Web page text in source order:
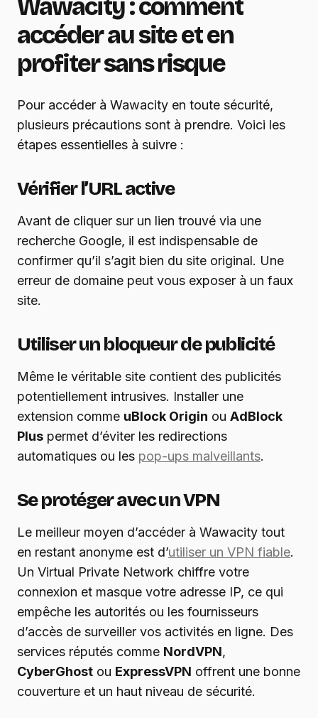
Wawacity : comment
accéder au site et en
profiter sans risque
Pour accéder à Wawacity en toute sécurité,
plusieurs précautions sont à prendre. Voici les
étapes essentielles à suivre :
Vérifier l’URL active
Avant de cliquer sur un lien trouvé via une
recherche Google, il est indispensable de
confirmer qu’il s’agit bien du site original. Une
erreur de domaine peut vous exposer à un faux
site.
Utiliser un bloqueur de publicité
Même le véritable site contient des publicités
potentiellement intrusives. Installer une
extension comme uBlock Origin ou AdBlock
Plus permet d’éviter les redirections
automatiques ou les pop-ups malveillants.
Se protéger avec un VPN
Le meilleur moyen d’accéder à Wawacity tout
en restant anonyme est d’utiliser un VPN fiable.
Un Virtual Private Network chiffre votre
connexion et masque votre adresse IP, ce qui
empêche les autorités ou les fournisseurs
d’accès de surveiller vos activités en ligne. Des
services réputés comme NordVPN,
CyberGhost ou ExpressVPN offrent une bonne
couverture et un haut niveau de sécurité.